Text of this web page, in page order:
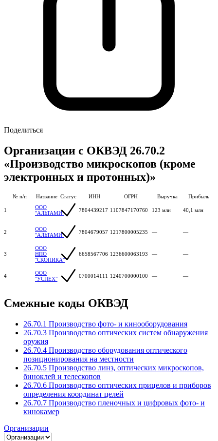
Поделиться
Организации с ОКВЭД 26.70.2
«Производство микроскопов (кроме
электронных и протонных)»
№ п/п Название Статус ИНН ОГРН Выручка Прибыль
1
ООО
"АЛЬТАМИ"
7804439217 1107847170760 123 млн 40,1 млн
2
ООО
"АЛЬТАМИ"
7804679057 1217800005235 — —
3
ООО
НПО
"СКОПИКА"
6658567706 1236600063193 — —
4
ООО
"УСПЕХ"
0700014111 1240700000100 — —
Смежные коды ОКВЭД
26.70.1 Производство фото- и кинооборудования
26.70.3 Производство оптических систем обнаружения
оружия
26.70.4 Производство оборудования оптического
позиционирования на местности
26.70.5 Производство линз, оптических микроскопов,
биноклей и телескопов
26.70.6 Производство оптических прицелов и приборов
определения координат целей
26.70.7 Производство пленочных и цифровых фото- и
кинокамер
Организации